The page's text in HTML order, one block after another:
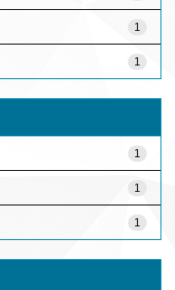
1
1
1
1
1